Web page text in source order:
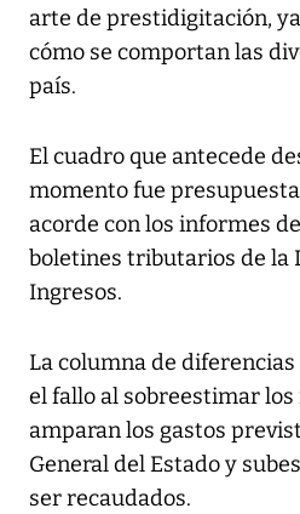
arte de prestidigitación,
cómo se comportan las
país.
El cuadro que antecede
momento fue
acorde con los informes
boletines tributarios de la
Ingresos.
La columna de
el fallo al sobreestimar los
amparan los gastos
General del Estado y
ser recaudados.